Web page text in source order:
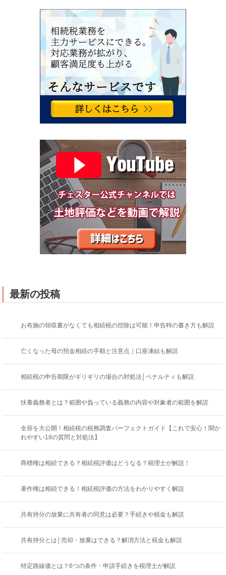
最新の投稿
お布施の領収書がなくても相続税の控除は可能！申告時の書き方も解説
亡くなった母の預金相続の手順と注意点｜口座凍結も解説
相続税の申告期限がギリギリの場合の対処法│ペナルティも解説
扶養義務者とは？範囲や負っている義務の内容や対象者の範囲を解説
全容を大公開！相続税の税務調査パーフェクトガイド【これで安心！聞か
れやすい18の質問と対処法】
商標権は相続できる？相続税評価はどうなる？税理士が解説！
著作権は相続できる！相続税評価の方法をわかりやすく解説
共有持分の放棄に共有者の同意は必要？手続きや税金も解説
共有持分とは│売却・放棄はできる？解消方法と税金も解説
特定路線価とは？6つの条件・申請手続きを税理士が解説